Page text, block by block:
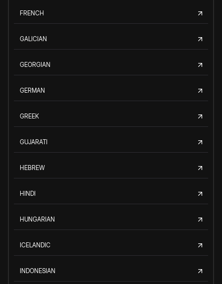
FRENCH
GALICIAN
GEORGIAN
GERMAN
GREEK
GUJARATI
HEBREW
HINDI
HUNGARIAN
ICELANDIC
INDONESIAN